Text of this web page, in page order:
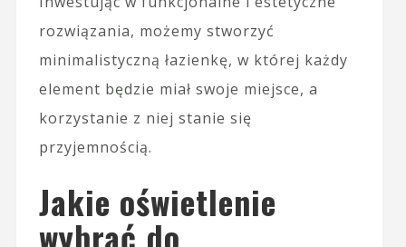
rozwiązania, możemy stworzyć
minimalistyczną łazienkę, w której każdy
element będzie miał swoje miejsce, a
korzystanie z niej stanie się
przyjemnością.
Jakie oświetlenie
wybrać do